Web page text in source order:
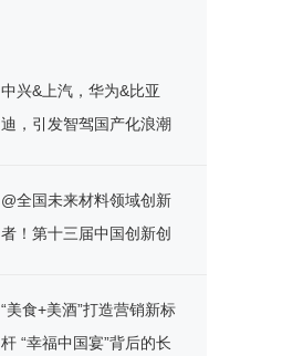
中兴&上汽，华为&比亚
迪，引发智驾国产化浪潮
@全国未来材料领域创新
者！第十三届中国创新创
赛火热报名中
“美食+美酒”打造营销新标
杆 “幸福中国宴”背后的长